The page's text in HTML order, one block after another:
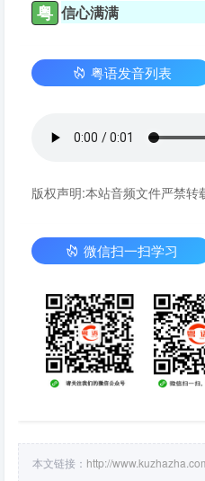
粤 信心满满
粤语发音列表
版权声明:本站音频文件严禁转
微信扫一扫学习
本文链接： http://